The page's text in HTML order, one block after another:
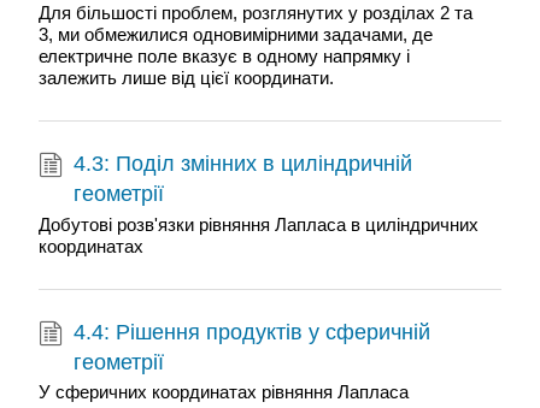
Для більшості проблем, розглянутих у розділах 2 та
3, ми обмежилися одновимірними задачами, де
електричне поле вказує в одному напрямку і
залежить лише від цієї координати.
4.3: Поділ змінних в циліндричній
геометрії
Добутові розв'язки рівняння Лапласа в циліндричних
координатах
4.4: Рішення продуктів у сферичній
геометрії
У сферичних координатах рівняння Лапласа